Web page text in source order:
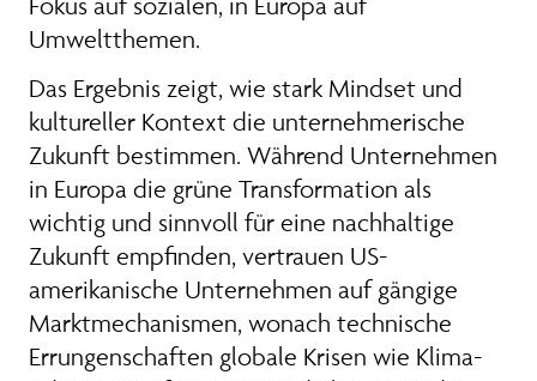
Umweltthemen.
Das Ergebnis zeigt, wie stark Mindset und
kultureller Kontext die unternehmerische
Zukunft bestimmen. Während Unternehmen
in Europa die grüne Transformation als
wichtig und sinnvoll für eine nachhaltige
Zukunft empfinden, vertrauen US-
amerikanische Unternehmen auf gängige
Marktmechanismen, wonach technische
Errungenschaften globale Krisen wie Klima-